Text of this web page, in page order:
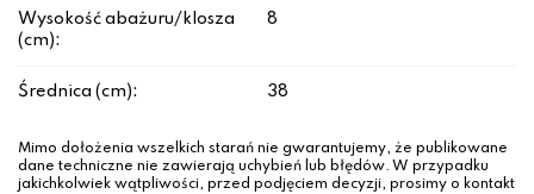
Wysokość abażuru/klosza
(cm):
8
Średnica (cm): 38
Mimo dołożenia wszelkich starań nie gwarantujemy, że publikowane
dane techniczne nie zawierają uchybień lub błędów. W przypadku
jakichkolwiek wątpliwości, przed podjęciem decyzji, prosimy o kontakt